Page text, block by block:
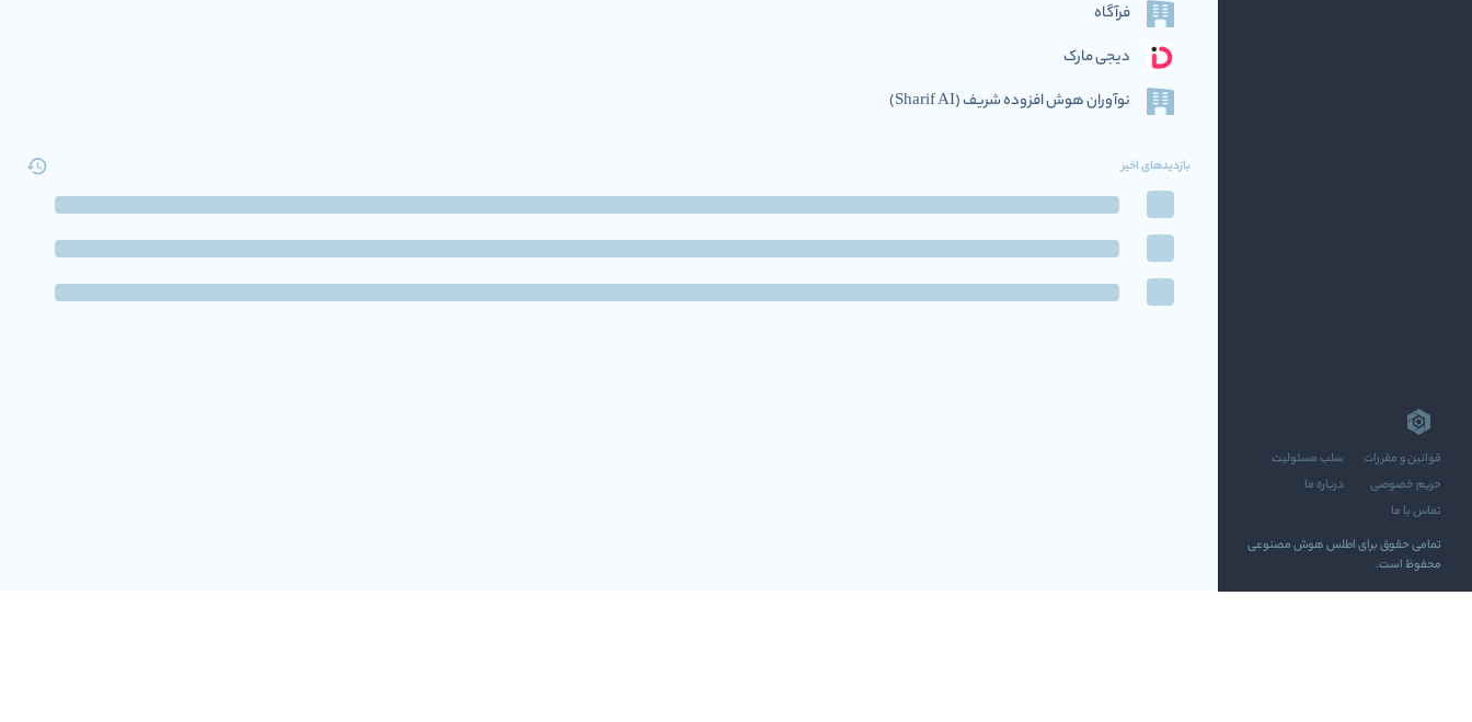
قوانین و مقررات
سلب مسئولیت
حریم خصوصی
درباره ما
تماس با ما
تمامی حقوق برای اطلس هوش مصنوعی
محفوظ است.
فرآگاه
دیجی مارک
نوآوران هوش افزوده‌ شریف (Sharif AI)
بازدیدهای اخیر